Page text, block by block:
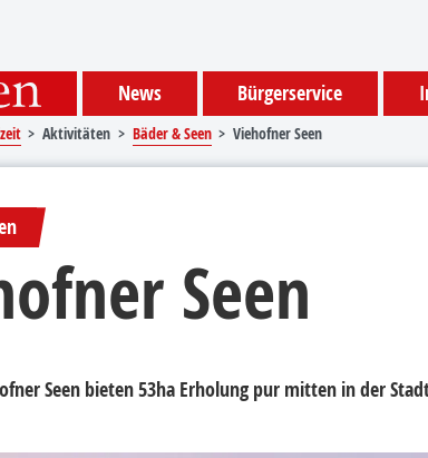
News Bürgerservice
Aktivitäten Bäder & Seen Viehofner Seen
Seen
Seen bieten 53ha Erholung pur mitten in der